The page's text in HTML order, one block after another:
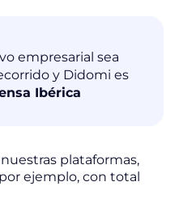
empresarial sea
y Didomi es
Ibérica
plataformas,
ejemplo, con total